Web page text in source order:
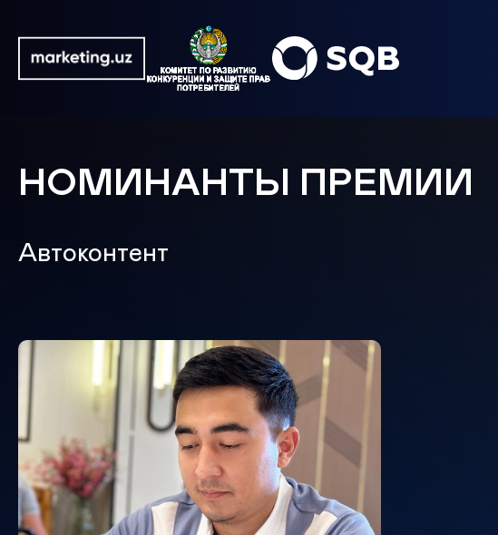
НОМИНАНТЫ ПРЕМИИ
Автоконтент